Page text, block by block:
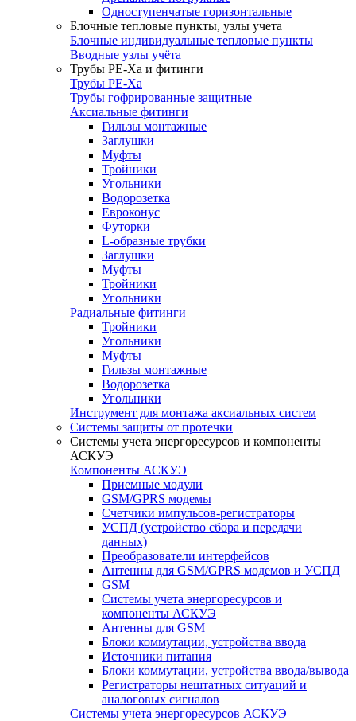
Одноступенчатые горизонтальные
Блочные тепловые пункты, узлы учета
Блочные индивидуальные тепловые пункты
Вводные узлы учёта
Трубы РЕ-Ха и фитинги
Трубы РЕ-Ха
Трубы гофрированные защитные
Аксиальные фитинги
Гильзы монтажные
Заглушки
Муфты
Тройники
Угольники
Водорозетка
Евроконус
Футорки
L-образные трубки
Заглушки
Муфты
Тройники
Угольники
Радиальные фитинги
Тройники
Угольники
Муфты
Гильзы монтажные
Водорозетка
Угольники
Инструмент для монтажа аксиальных систем
Системы защиты от протечки
Системы учета энергоресурсов и компоненты
АСКУЭ
Компоненты АСКУЭ
Приемные модули
GSM/GPRS модемы
Счетчики импульсов-регистраторы
УСПД (устройство сбора и передачи
данных)
Преобразователи интерфейсов
Антенны для GSM/GPRS модемов и УСПД
GSM
Системы учета энергоресурсов и
компоненты АСКУЭ
Антенны для GSM
Блоки коммутации, устройства ввода
Источники питания
Блоки коммутации, устройства ввода/вывода
Регистраторы нештатных ситуаций и
аналоговых сигналов
Системы учета энергоресурсов АСКУЭ